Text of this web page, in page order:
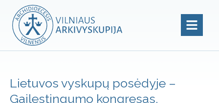
Lietuvos vyskupų posėdyje –
Gailestingumo kongresas,